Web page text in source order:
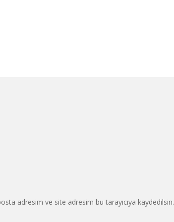
adresim ve site adresim bu tarayıcıya kaydedilsin.